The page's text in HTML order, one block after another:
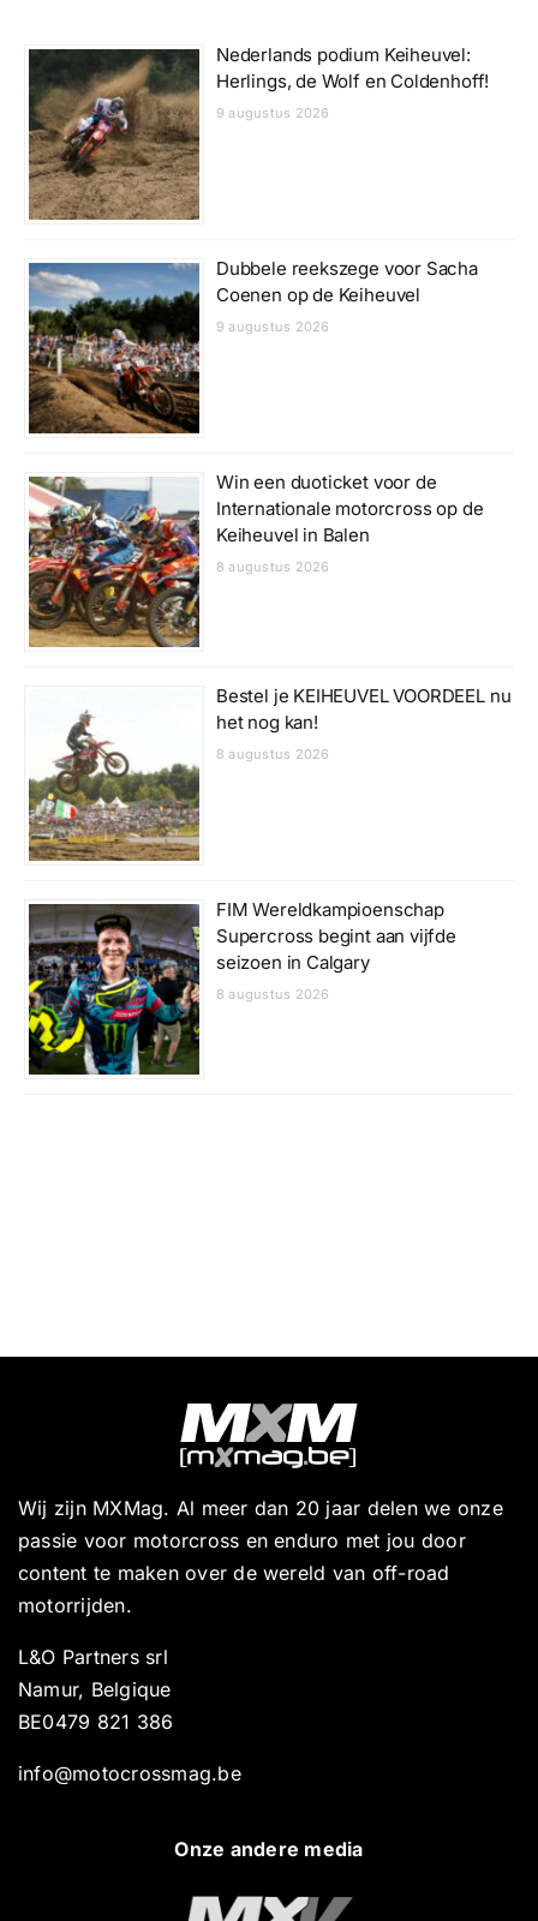
Nederlands podium Keiheuvel:
Herlings, de Wolf en Coldenhoff!
9 augustus 2026
Dubbele reekszege voor Sacha
Coenen op de Keiheuvel
9 augustus 2026
Win een duoticket voor de
Internationale motorcross op de
Keiheuvel in Balen
8 augustus 2026
Bestel je KEIHEUVEL VOORDEEL nu
het nog kan!
8 augustus 2026
FIM Wereldkampioenschap
Supercross begint aan vijfde
seizoen in Calgary
8 augustus 2026
Wij zijn MXMag. Al meer dan 20 jaar delen we onze
passie voor motorcross en enduro met jou door
content te maken over de wereld van off-road
motorrijden.
L&O Partners srl
Namur, Belgique
BE0479 821 386
info@motocrossmag.be
Onze andere media